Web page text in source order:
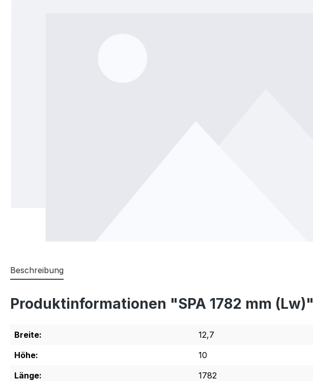
Beschreibung
Produktinformationen "SPA 1782 mm (Lw)"
Breite:
12,7
Höhe:
10
Länge:
1782